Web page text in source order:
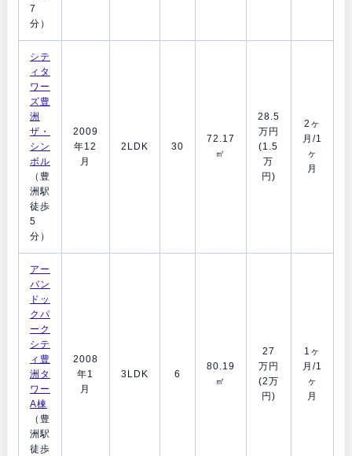
7
分）
シテ
ィタ
ワー
ズ豊
洲
ザ・
シン
ボル
（豊
洲駅
徒歩
5
分）
2009
年12
月
2LDK 30
72.17
㎡
28.5
万円
(1.5
万
円)
2ヶ
月/1
ヶ
月
アー
バン
ドッ
クパ
ーク
シテ
ィ豊
洲タ
ワー
A棟
（豊
洲駅
徒歩
2008
年1
月
3LDK 6
80.19
㎡
27
万円
(2万
円)
1ヶ
月/1
ヶ
月